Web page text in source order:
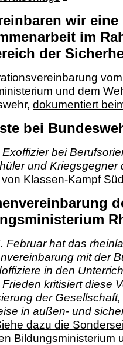
wir
im
der
und dem
dokumentiert
bei
Exoffizier bei
und Kriegsgegner
Klassen-Kampf
Februar hat das
mit der
in den
Frieden kritisiert diese
der
in außen- und
dazu die
Bildungsministerium